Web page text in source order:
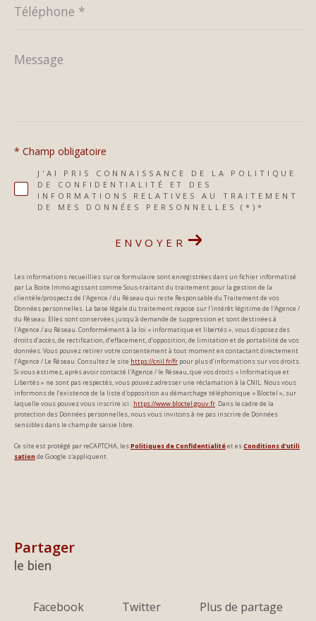
*
Message
*
J'AI PRIS CONNAISSANCE DE LA POLITIQUE
DE CONFIDENTIALITÉ ET DES
INFORMATIONS RELATIVES AU TRAITEMENT
DE MES DONNÉES PERSONNELLES (*)*
* Champ obligatoire
ENVOYER
Les informations recueillies sur ce formulaire sont enregistrées dans un fichier informatisé
par La Boite Immo agissant comme Sous-traitant du traitement pour la gestion de la
clientèle/prospects de l'Agence / du Réseau qui reste Responsable du Traitement de vos
Données personnelles. La base légale du traitement repose sur l'intérêt légitime de l'Agence /
du Réseau. Elles sont conservées jusqu'à demande de suppression et sont destinées à
l'Agence / au Réseau. Conformément à la loi « informatique et libertés », vous disposez des
droits d’accès, de rectification, d’effacement, d’opposition, de limitation et de portabilité de vos
données. Vous pouvez retirer votre consentement à tout moment en contactant directement
l’Agence / Le Réseau. Consultez le site https://cnil.fr/fr pour plus d’informations sur vos droits.
Si vous estimez, après avoir contacté l'Agence / le Réseau, que vos droits « Informatique et
Libertés » ne sont pas respectés, vous pouvez adresser une réclamation à la CNIL. Nous vous
informons de l’existence de la liste d'opposition au démarchage téléphonique « Bloctel », sur
laquelle vous pouvez vous inscrire ici : https://www.bloctel.gouv.fr. Dans le cadre de la
protection des Données personnelles, nous vous invitons à ne pas inscrire de Données
sensibles dans le champ de saisie libre.
Ce site est protégé par reCAPTCHA, lesPolitiques de Confidentialitéet esConditions d'utili
sation de Google s'appliquent.
partager
le bien
Facebook Twitter Plus de partage